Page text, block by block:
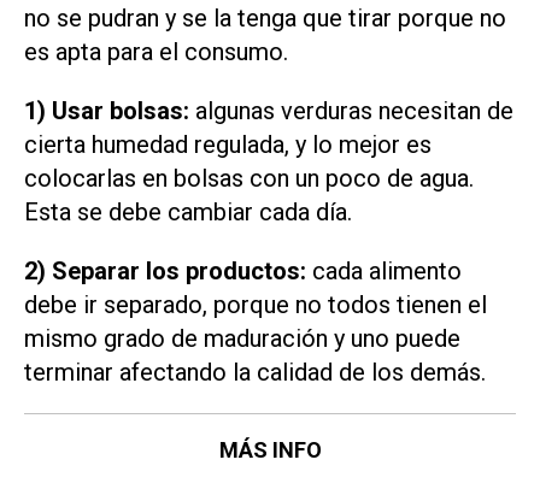
no se pudran y se la tenga que tirar porque no
es apta para el consumo.
1) Usar bolsas: algunas verduras necesitan de
cierta humedad regulada, y lo mejor es
colocarlas en bolsas con un poco de agua.
Esta se debe cambiar cada día.
2) Separar los productos: cada alimento
debe ir separado, porque no todos tienen el
mismo grado de maduración y uno puede
terminar afectando la calidad de los demás.
MÁS INFO